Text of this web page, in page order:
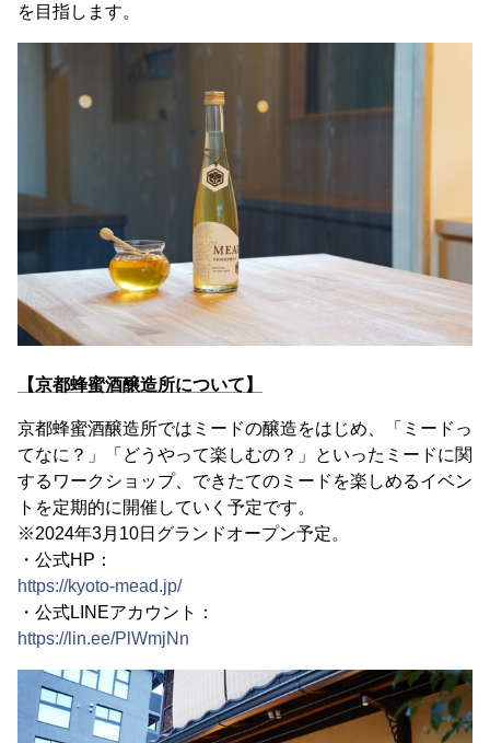
を目指します。
【京都蜂蜜酒醸造所について】
京都蜂蜜酒醸造所ではミードの醸造をはじめ、「ミードっ
てなに？」「どうやって楽しむの？」といったミードに関
するワークショップ、できたてのミードを楽しめるイベン
トを定期的に開催していく予定です。
※2024年3月10日グランドオープン予定。
・公式HP：
https://kyoto-mead.jp/
・公式LINEアカウント：
https://lin.ee/PlWmjNn